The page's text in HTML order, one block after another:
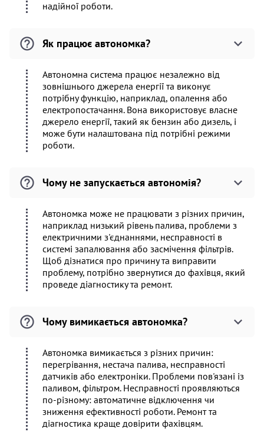
надійної роботи.
Як працює автономка?
Автономна система працює незалежно від
зовнішнього джерела енергії та виконує
потрібну функцію, наприклад, опалення або
електропостачання. Вона використовує власне
джерело енергії, такий як бензин або дизель, і
може бути налаштована під потрібні режими
роботи.
Чому не запускається автономія?
Автономка може не працювати з різних причин,
наприклад низький рівень палива, проблеми з
електричними з'єднаннями, несправності в
системі запалювання або засмічення фільтрів.
Щоб дізнатися про причину та виправити
проблему, потрібно звернутися до фахівця, який
проведе діагностику та ремонт.
Чому вимикається автономка?
Автономка вимикається з різних причин:
перегрівання, нестача палива, несправності
датчиків або електроніки. Проблеми пов'язані із
паливом, фільтром. Несправності проявляються
по-різному: автоматичне відключення чи
зниження ефективності роботи. Ремонт та
діагностика краще довірити фахівцям.